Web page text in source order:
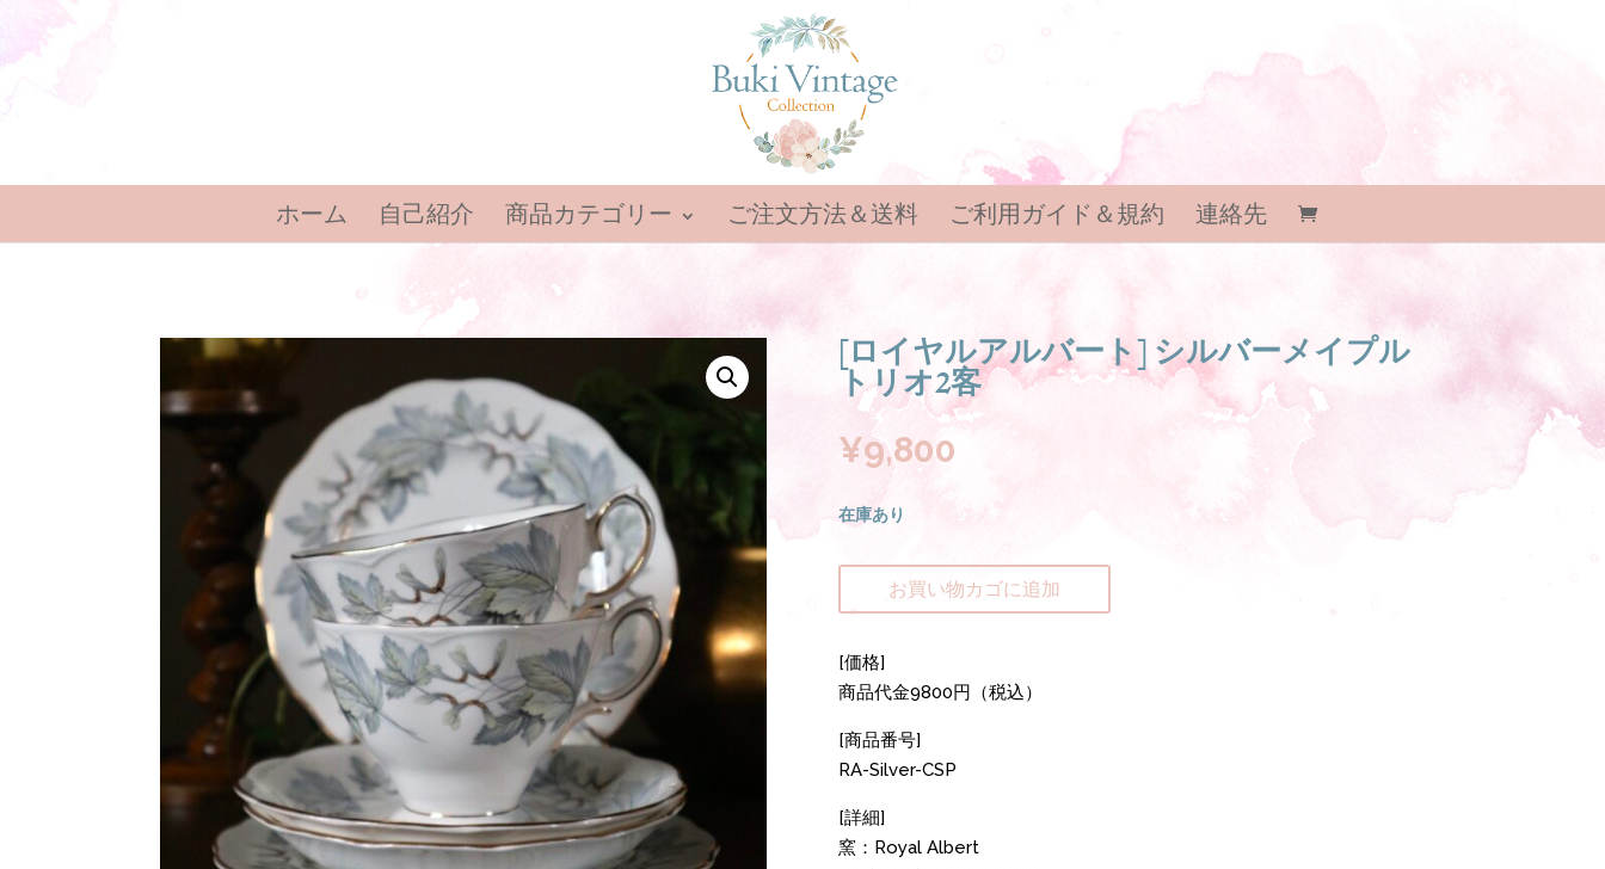
ホーム 自己紹介 商品カテゴリー ご注文方法＆送料 ご利用ガイド＆規約 連絡先
[ロイヤルアルバート] シルバーメイプル
トリオ2客
¥9,800
在庫あり
お買い物カゴに追加
[価格]
商品代金9800円（税込）
[商品番号]
RA-Silver-CSP
[詳細]
窯：Royal Albert